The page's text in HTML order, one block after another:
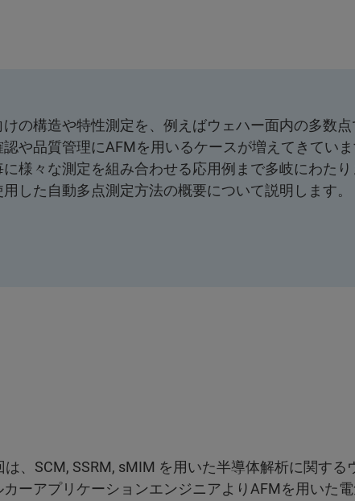
の構造や特性測定を、例えばウェハー面内の多数
や品質管理にAFMを用いるケースが増えてきてい
様々な測定を組み合わせる応用例まで多岐にわた
した自動多点測定方法の概要について説明します
、SCM, SSRM, sMIM を用いた半導体解析に関する
ーアプリケーションエンジニアよりAFMを用いた